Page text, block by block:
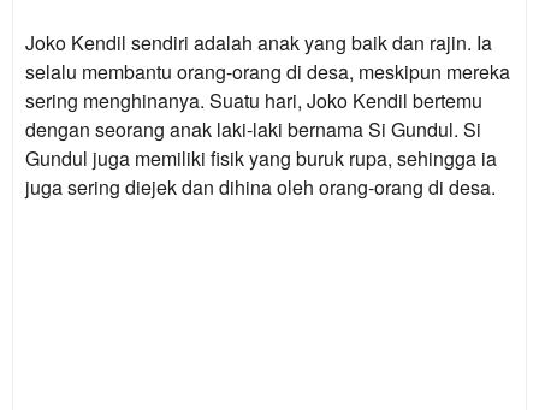
Joko Kendil sendiri adalah anak yang baik dan rajin. Ia
selalu membantu orang-orang di desa, meskipun mereka
sering menghinanya. Suatu hari, Joko Kendil bertemu
dengan seorang anak laki-laki bernama Si Gundul. Si
Gundul juga memiliki fisik yang buruk rupa, sehingga ia
juga sering diejek dan dihina oleh orang-orang di desa.